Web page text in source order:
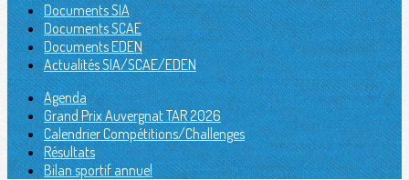
Documents SIA
Documents SCAE
Documents EDEN
Actualités SIA/SCAE/EDEN
Agenda
Grand Prix Auvergnat TAR 2026
Calendrier Compétitions/Challenges
Résultats
Bilan sportif annuel